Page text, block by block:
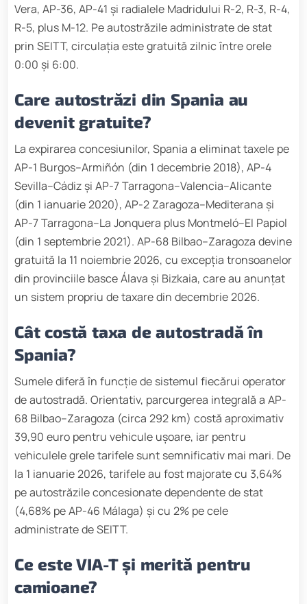
Vera, AP-36, AP-41 și radialele Madridului R-2, R-3, R-4,
R-5, plus M-12. Pe autostrăzile administrate de stat
prin SEITT, circulația este gratuită zilnic între orele
0:00 și 6:00.
Care autostrăzi din Spania au
devenit gratuite?
La expirarea concesiunilor, Spania a eliminat taxele pe
AP-1 Burgos–Armiñón (din 1 decembrie 2018), AP-4
Sevilla–Cádiz și AP-7 Tarragona–Valencia–Alicante
(din 1 ianuarie 2020), AP-2 Zaragoza–Mediterana și
AP-7 Tarragona–La Jonquera plus Montmeló–El Papiol
(din 1 septembrie 2021). AP-68 Bilbao–Zaragoza devine
gratuită la 11 noiembrie 2026, cu excepția tronsoanelor
din provinciile basce Álava și Bizkaia, care au anunțat
un sistem propriu de taxare din decembrie 2026.
Cât costă taxa de autostradă în
Spania?
Sumele diferă în funcție de sistemul fiecărui operator
de autostradă. Orientativ, parcurgerea integrală a AP-
68 Bilbao–Zaragoza (circa 292 km) costă aproximativ
39,90 euro pentru vehicule ușoare, iar pentru
vehiculele grele tarifele sunt semnificativ mai mari. De
la 1 ianuarie 2026, tarifele au fost majorate cu 3,64%
pe autostrăzile concesionate dependente de stat
(4,68% pe AP-46 Málaga) și cu 2% pe cele
administrate de SEITT.
Ce este VIA-T și merită pentru
camioane?